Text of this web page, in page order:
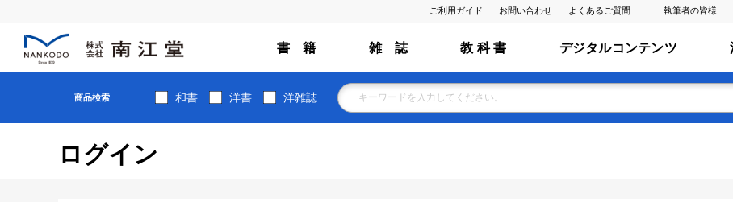
ご利用ガイド お問い合わせ よくあるご質問 執筆者の皆様
書 籍 雑 誌 教 科 書 デジタルコンテンツ
商品検索 和書 洋書 洋雑誌
ログイン